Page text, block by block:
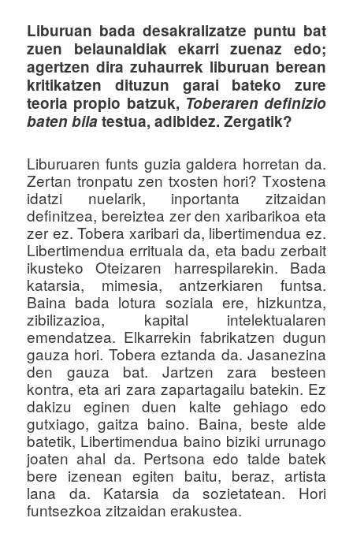
Liburuan bada desakralizatze puntu bat
zuen belaunaldiak ekarri zuenaz edo;
agertzen dira zuhaurrek liburuan berean
kritikatzen dituzun garai bateko zure
teoria propio batzuk, Toberaren definizio
baten bilatestua, adibidez. Zergatik?
Liburuaren funts guzia galdera horretan da.
Zertan tronpatu zen txosten hori? Txostena
idatzi nuelarik, inportanta zitzaidan
definitzea, bereiztea zer den xaribarikoa eta
zer ez. Tobera xaribari da, libertimendua ez.
Libertimendua errituala da, eta badu zerbait
ikusteko Oteizaren harrespilarekin. Bada
katarsia, mimesia, antzerkiaren funtsa.
Baina bada lotura soziala ere, hizkuntza,
zibilizazioa, kapital intelektualaren
emendatzea. Elkarrekin fabrikatzen dugun
gauza hori. Tobera eztanda da. Jasanezina
den gauza bat. Jartzen zara besteen
kontra, eta ari zara zapartagailu batekin. Ez
dakizu eginen duen kalte gehiago edo
gutxiago, gaitza baino. Baina, beste alde
batetik, Libertimendua baino biziki urrunago
joaten ahal da. Pertsona edo talde batek
bere izenean egiten baitu, beraz, artista
lana da. Katarsia da sozietatean. Hori
funtsezkoa zitzaidan erakustea.